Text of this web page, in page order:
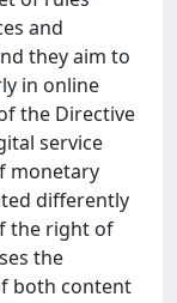
and
they aim to
in online
the Directive
service
monetary
differently
the right of
the
both content